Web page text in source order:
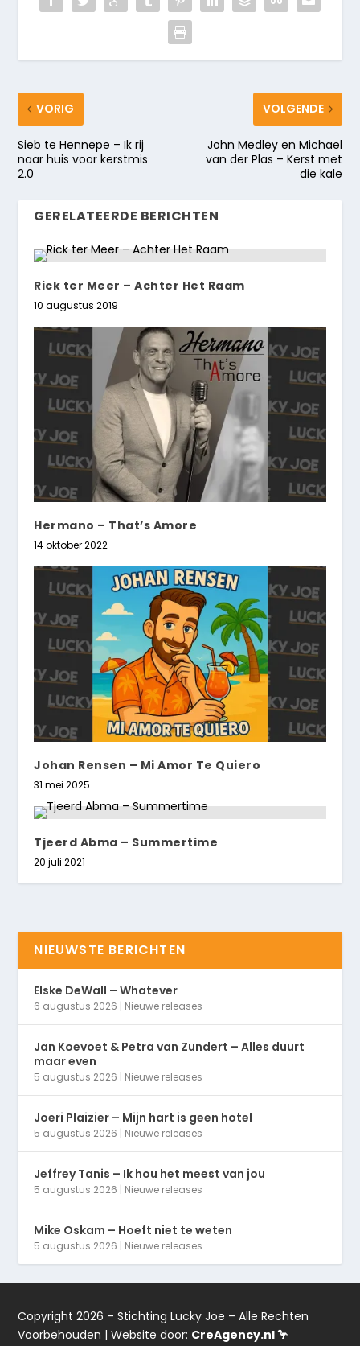
VORIG
Sieb te Hennepe – Ik rij
naar huis voor kerstmis
2.0
VOLGENDE
John Medley en Michael
van der Plas – Kerst met
die kale
GERELATEERDE BERICHTEN
Rick ter Meer – Achter Het Raam
10 augustus 2019
Hermano – That’s Amore
14 oktober 2022
Johan Rensen – Mi Amor Te Quiero
31 mei 2025
Tjeerd Abma – Summertime
20 juli 2021
NIEUWSTE BERICHTEN
Elske DeWall – Whatever
6 augustus 2026 | Nieuwe releases
Jan Koevoet & Petra van Zundert – Alles duurt
maar even
5 augustus 2026 | Nieuwe releases
Joeri Plaizier – Mijn hart is geen hotel
5 augustus 2026 | Nieuwe releases
Jeffrey Tanis – Ik hou het meest van jou
5 augustus 2026 | Nieuwe releases
Mike Oskam – Hoeft niet te weten
5 augustus 2026 | Nieuwe releases
Copyright 2026 – Stichting Lucky Joe – Alle Rechten
Voorbehouden | Website door: CreAgency.nl 🦩